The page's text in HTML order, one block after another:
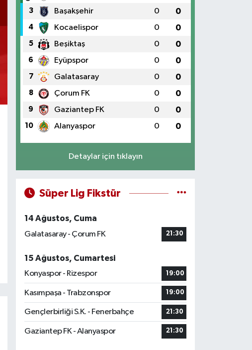
3 Başakşehir 0 0
4 Kocaelispor 0 0
5 Beşiktaş 0 0
6 Eyüpspor 0 0
7 Galatasaray 0 0
8 Çorum FK 0 0
9 Gaziantep FK 0 0
10 Alanyaspor 0 0
Detaylar için tıklayın
Süper Lig Fikstür
14 Ağustos, Cuma
Galatasaray - Çorum FK
21:30
15 Ağustos, Cumartesi
Konyaspor - Rizespor
19:00
Kasımpaşa - Trabzonspor 19:00
Gençlerbirliği S.K. - Fenerbahçe 21:30
Gaziantep FK - Alanyaspor 21:30